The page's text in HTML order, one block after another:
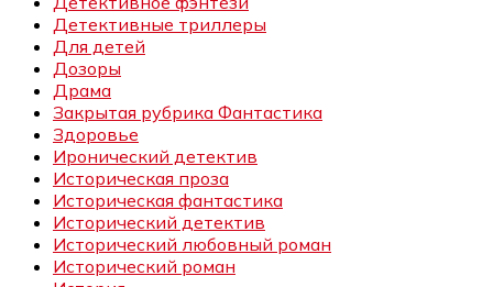
Детективные триллеры
Для детей
Дозоры
Драма
Закрытая рубрика Фантастика
Здоровье
Иронический детектив
Историческая проза
Историческая фантастика
Исторический детектив
Исторический любовный роман
Исторический роман